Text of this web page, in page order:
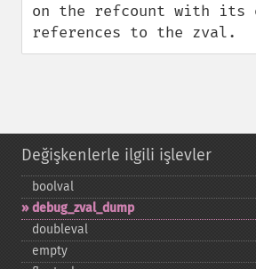
on the refcount with its
references to the zval.
Değişkenlerle ilgili işlevler
boolval
debug_​zval_​dump
doubleval
empty